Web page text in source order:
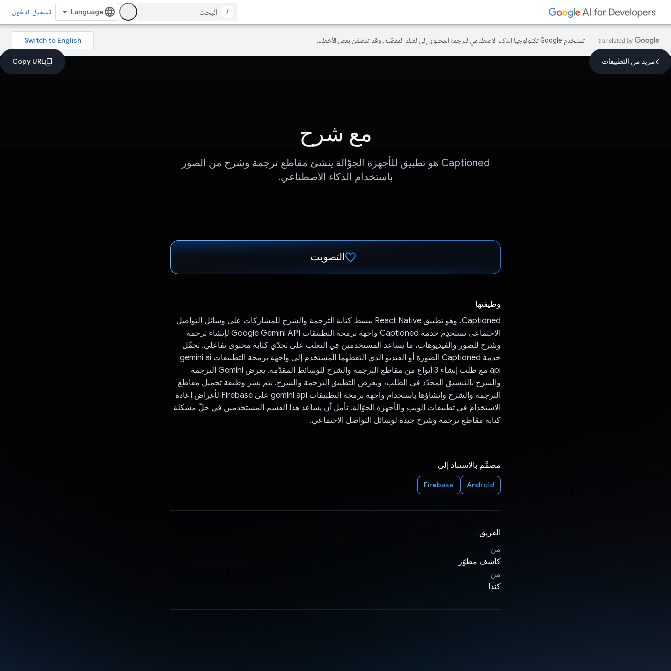
/ تسجيل الدخول
تستخدم Google تكنولوجيا الذكاء الاصطناعي لترجمة المحتوى إلى لغتك المفضّلة، وقد تتضمّن بعض الأخطاء.
مزيد من التطبيقات
مع شرح
Captioned هو تطبيق للأجهزة الجوّالة ينشئ مقاطع ترجمة وشرح من الصور
باستخدام الذكاء الاصطناعي.
التصويت
وظيفتها
Captioned، وهو تطبيق React Native يبسط كتابة الترجمة والشرح للمشاركات على وسائل التواصل
الاجتماعي تستخدِم خدمة Captioned واجهة برمجة التطبيقات Google Gemini API لإنشاء ترجمة
وشرح للصور والفيديوهات، ما يساعد المستخدمين في التغلب على تحدّي كتابة محتوى تفاعلي. تحمِّل
خدمة Captioned الصورة أو الفيديو الذي التقطهما المستخدم إلى واجهة برمجة التطبيقات gemini ai
api مع طلب إنشاء 3 أنواع من مقاطع الترجمة والشرح للوسائط المقدَّمة. يعرض Gemini الترجمة
والشرح بالتنسيق المحدّد في الطلب، ويعرض التطبيق الترجمة والشرح. يتم نشر وظيفة تحميل مقاطع
الترجمة والشرح وإنشاؤها باستخدام واجهة برمجة التطبيقات gemini api على Firebase لأغراض إعادة
الاستخدام في تطبيقات الويب والأجهزة الجوّالة. نأمل أن يساعد هذا القسم المستخدمين في حلّ مشكلة
كتابة مقاطع ترجمة وشرح جيدة لوسائل التواصل الاجتماعي.
مصمَّم بالاستناد إلى
Android
Firebase
الفريق
من
كاشف مطوّر
من
كندا